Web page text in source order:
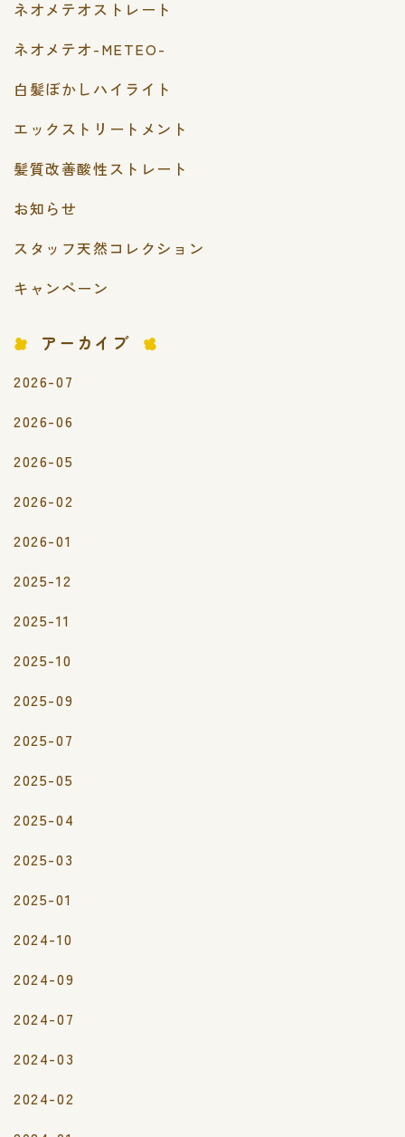
ネオメテオストレート
ネオメテオ-METEO-
白髪ぼかしハイライト
エックストリートメント
髪質改善酸性ストレート
お知らせ
スタッフ天然コレクション
キャンペーン
アーカイブ
2026-07
2026-06
2026-05
2026-02
2026-01
2025-12
2025-11
2025-10
2025-09
2025-07
2025-05
2025-04
2025-03
2025-01
2024-10
2024-09
2024-07
2024-03
2024-02